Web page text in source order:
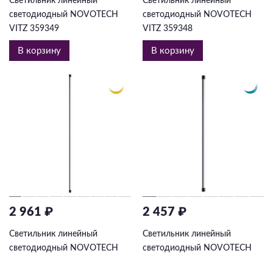
светодиодный NOVOTECH
VITZ 359349
В корзину
светодиодный NOVOTECH
VITZ 359348
В корзину
2 961 ₽
Светильник линейный
светодиодный NOVOTECH
2 457 ₽
Светильник линейный
светодиодный NOVOTECH